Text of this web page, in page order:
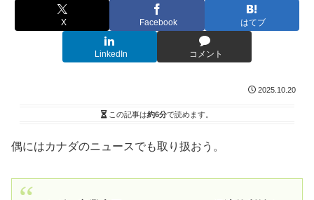
X Facebook はてブ
LinkedIn コメント
2025.10.20
この記事は約6分で読めます。
偶にはカナダのニュースでも取り扱おう。